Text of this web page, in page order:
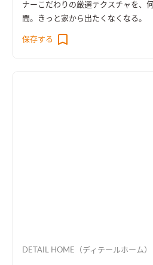
ナーこだわりの厳選テクスチャを、
間。きっと家から出たくなくなる。
保存する
DETAIL HOME（ディテールホーム）